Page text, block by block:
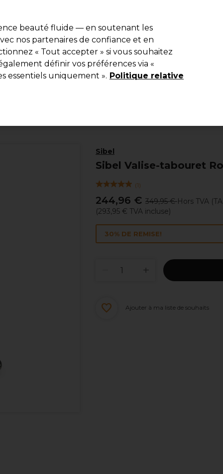
Rechercher
Equipement de salon Beauté Hommes
Sibel
Sibel Valise-tabouret
(1)
244,96 € 349,95 €Hors TVA
(293,95 € TVA incluse)
30% DE REMISE!
Ajouter à ma liste de souhaits
beauté fluide — en soutenant les
nos partenaires de confiance et en
« Tout accepter » si vous souhaitez
définir vos préférences via «
essentiels uniquement ». Politique relative